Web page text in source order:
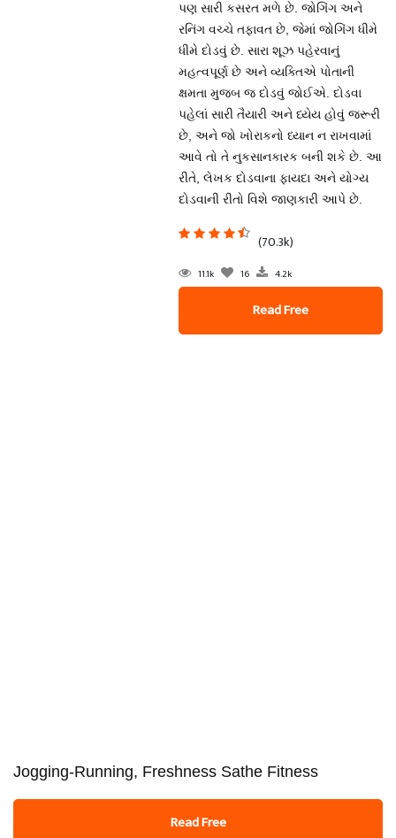
પણ સારી કસરત મળે છે. જોગિંગ અને
રનિંગ વચ્ચે તફાવત છે, જેમાં જોગિંગ ધીમે
ધીમે દોડવું છે. સારા શૂઝ પહેરવાનું
મહત્વપૂર્ણ છે અને વ્યક્તિએ પોતાની
ક્ષમતા મુજબ જ દોડવું જોઈએ. દોડવા
પહેલાં સારી તૈયારી અને ધ્યેય હોવું જરૂરી
છે, અને જો ખોરાકનો ધ્યાન ન રાખવામાં
આવે તો તે નુકસાનકારક બની શકે છે. આ
રીતે, લેખક દોડવાના ફાયદા અને યોગ્ય
દોડવાની રીતો વિશે જાણકારી આપે છે.
(70.3k)
11.1k 16 4.2k
Read Free
Jogging-Running, Freshness Sathe Fitness
Read Free